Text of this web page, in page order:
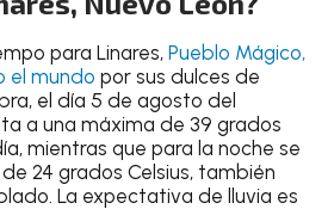
para Linares,Pueblo Mágico,
el mundo por susdulces de
, el día5 de agosto del
a unamáxima de 39 grados
mientras que para lanoche se
24 grados Celsius, también
.La expectativa de lluvia es